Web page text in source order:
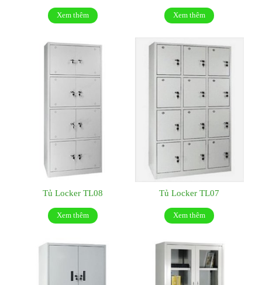
Xem thêm Xem thêm
Tủ Locker TL08
Xem thêm
Tủ Locker TL07
Xem thêm